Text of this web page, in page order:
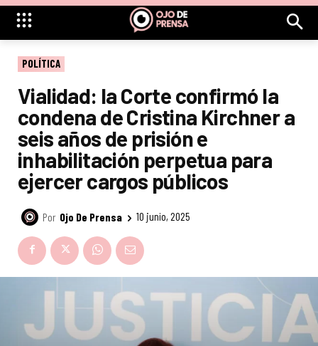
POLÍTICA
Vialidad: la Corte confirmó la
condena de Cristina Kirchner a
seis años de prisión e
inhabilitación perpetua para
ejercer cargos públicos
Por Ojo De Prensa 10 junio, 2025